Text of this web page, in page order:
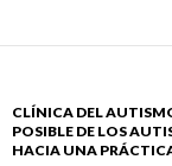
CLÍNICA DEL
POSIBLE DE LOS
HACIA UNA